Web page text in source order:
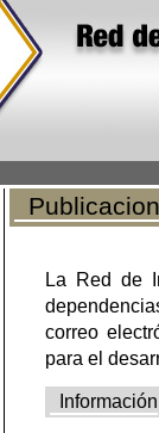
La Red de
correo
para el
Información